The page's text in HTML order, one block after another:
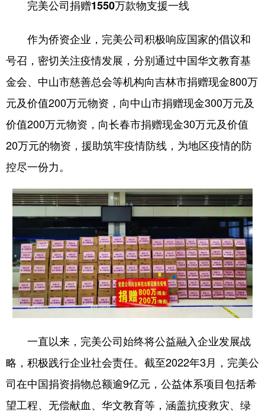
完美公司捐赠1550万款物支援一线
作为侨资企业，完美公司积极响应国家的倡议和
号召，密切关注疫情发展，分别通过中国华文教育基
金会、中山市慈善总会等机构向吉林市捐赠现金800万
元及价值200万元物资，向中山市捐赠现金300万元及
价值200万元物资，向长春市捐赠现金30万元及价值
20万元的物资，援助筑牢疫情防线，为地区疫情的防
控尽一份力。
一直以来，完美公司始终将公益融入企业发展战
略，积极践行企业社会责任。截至2022年3月，完美公
司在中国捐资捐物总额逾9亿元，公益体系项目包括希
望工程、无偿献血、华文教育等，涵盖抗疫救灾、绿